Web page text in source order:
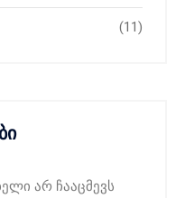
(11)
არ ჩააცმევს